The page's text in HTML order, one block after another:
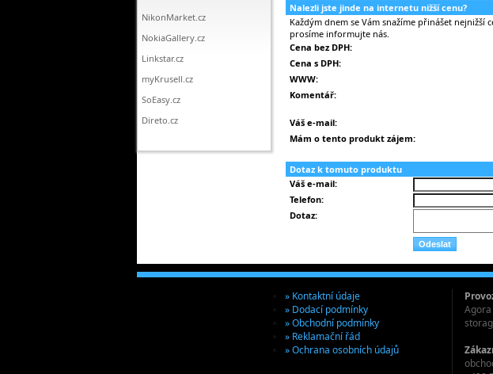
NikonMarket.cz
NokiaGallery.cz
Linkstar.cz
myKrusell.cz
SoEasy.cz
Direto.cz
Nalezli jste jinde na internetu nižší cenu?
Každým dnem se Vám snažíme přinášet
prosíme informujte nás.
Cena bez DPH:
Cena s DPH:
WWW:
Komentář:
Váš e-mail:
Mám o tento produkt zájem:
Dotaz k tomuto produktu
Váš e-mail:
Telefon:
Dotaz:
Agora
» Kontaktní údaje
» Dodací podmínky
» Obchodní podmínky
» Reklamační řád
» Ochrana osobních údajů